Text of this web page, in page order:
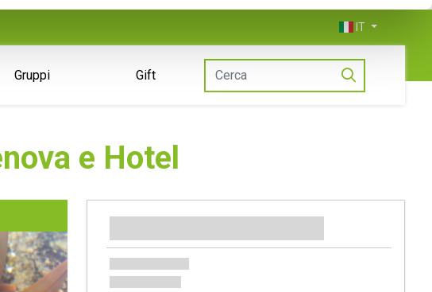
IT
Gruppi Gift
e Hotel